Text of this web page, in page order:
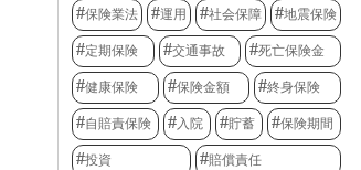
保険業法 運用 社会保障 地震保険
定期保険 交通事故 死亡保険金
健康保険 保険金額 終身保険
自賠責保険 入院 貯蓄 保険期間
投資 賠償責任